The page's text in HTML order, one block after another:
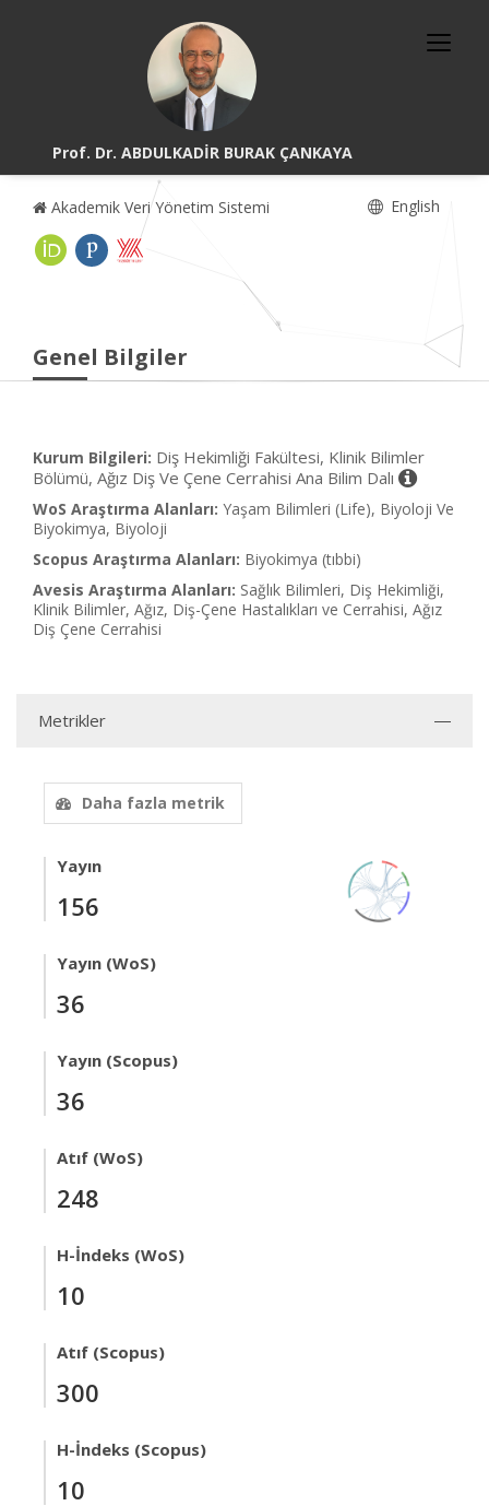
Prof. Dr. ABDULKADİR BURAK ÇANKAYA
Akademik Veri Yönetim Sistemi English
Genel Bilgiler
Kurum Bilgileri: Diş Hekimliği Fakültesi, Klinik Bilimler
Bölümü, Ağız Diş Ve Çene Cerrahisi Ana Bilim Dalı
WoS Araştırma Alanları: Yaşam Bilimleri (Life), Biyoloji Ve
Biyokimya, Biyoloji
Scopus Araştırma Alanları: Biyokimya (tıbbi)
Avesis Araştırma Alanları: Sağlık Bilimleri, Diş Hekimliği,
Klinik Bilimler, Ağız, Diş-Çene Hastalıkları ve Cerrahisi, Ağız
Diş Çene Cerrahisi
Metrikler
Daha fazla metrik
Yayın
156
Yayın (WoS)
36
Yayın (Scopus)
36
Atıf (WoS)
248
H-İndeks (WoS)
10
Atıf (Scopus)
300
H-İndeks (Scopus)
10